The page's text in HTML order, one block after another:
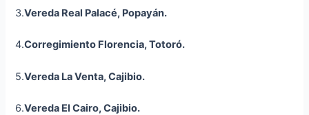
3.Vereda Real Palacé, Popayán.
4.Corregimiento Florencia, Totoró.
5.Vereda La Venta,Cajibio.
6.Vereda El Cairo,Cajibio.